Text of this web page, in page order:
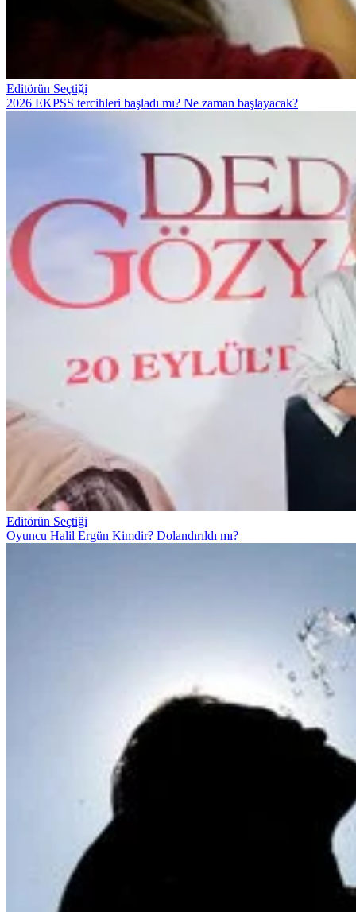
Editörün Seçtiği
2026 EKPSS tercihleri başladı mı? Ne zaman başlayacak?
Editörün Seçtiği
Oyuncu Halil Ergün Kimdir? Dolandırıldı mı?